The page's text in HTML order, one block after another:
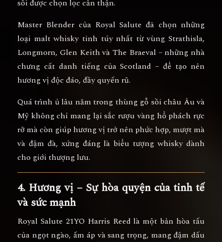
sồi được chọn lọc cẩn thận.
Master Blender của Royal Salute đã chọn những
loại malt whisky tinh túy nhất từ vùng Strathisla,
Longmorn, Glen Keith và The Braeval – những nhà
chưng cất danh tiếng của Scotland – để tạo nên
hương vị độc đáo, đầy quyến rũ.
Quá trình ủ lâu năm trong thùng gỗ sồi châu Âu và
Mỹ không chỉ mang lại sắc rượu vàng hổ phách rực
rỡ mà còn giúp hương vị trở nên phức hợp, mượt mà
và đậm đà, xứng đáng là biểu tượng whisky dành
cho giới thượng lưu.
4. Hương vị – Sự hòa quyện của tinh tế
và sức mạnh
Royal Salute 21YO Harris Reed là một bản hòa tấu
của ngọt ngào, ấm áp và sang trọng, mang đậm dấu